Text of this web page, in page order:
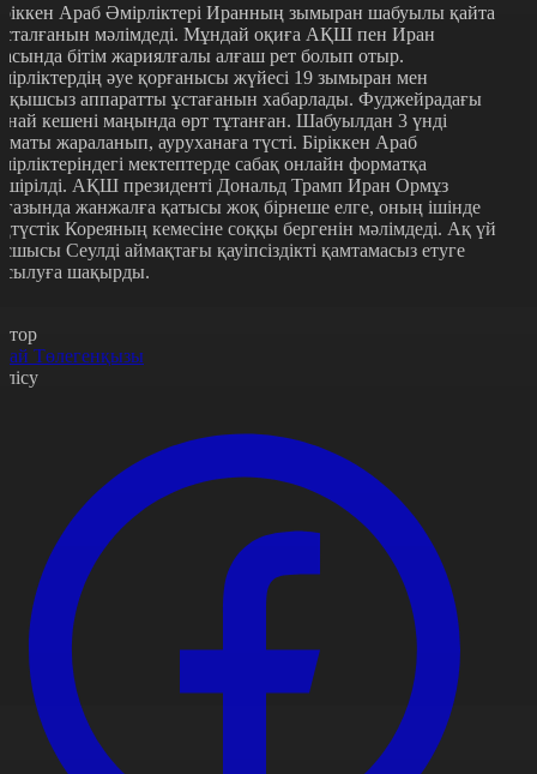
Араб Әмірліктері Иранның зымыран шабуылы қайта
мәлімдеді. Мұндай оқиға АҚШ пен Иран
бітім жариялғалы алғаш рет болып отыр.
әуе қорғанысы жүйесі 19 зымыран мен
аппаратты ұстағанын хабарлады. Фуджейрадағы
кешені маңында өрт тұтанған. Шабуылдан 3 үнді
жараланып, ауруханаға түсті. Біріккен Араб
мектептерде сабақ онлайн форматқа
АҚШ президенті Дональд Трамп Иран Ормұз
жанжалға қатысы жоқ бірнеше елге, оның ішінде
Кореяның кемесіне соққы бергенін мәлімдеді. Ақ үй
Сеулді аймақтағы қауіпсіздікті қамтамасыз етуге
шақырды.
Төлегенқызы